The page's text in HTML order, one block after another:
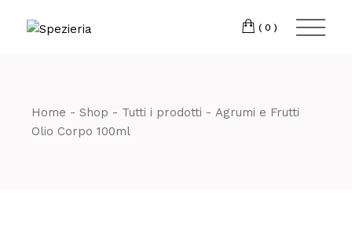
(0)
Home Shop Tutti i prodotti
Agrumi e Frutti
Olio Corpo 100ml
Telefono